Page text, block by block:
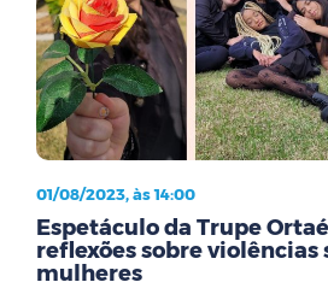
01/08/2023, às 14:00
Espetáculo da Trupe
reflexões sobre violências
mulheres